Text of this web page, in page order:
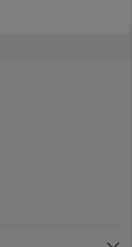
W Turquesa